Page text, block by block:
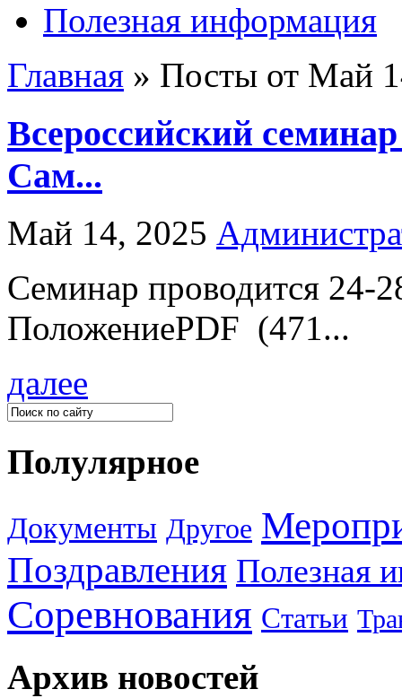
Полезная информация
Главная » Посты от Май
Всероссийский
Сам...
Май 14, 2025
Семинар проводится 24-
ПоложениеPDF (471...
далее
Полулярное
Документы Другое
Поздравления Полезная
Соревнования Статьи
Архив новостей